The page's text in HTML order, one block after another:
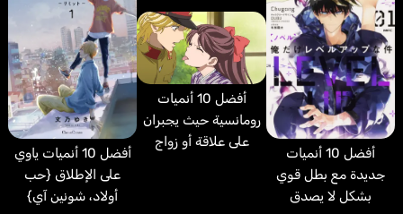
أفضل 10 أنميات
جديدة مع بطل قوي
بشكل لا يصدق
أفضل 10 أنميات
رومانسية حيث يجبران
على علاقة أو زواج
أفضل 10 أنميات ياوي
على الإطلاق {حب
أولاد، شونين آي}